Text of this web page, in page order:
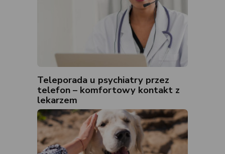
Teleporada u psychiatry przez
telefon – komfortowy kontakt z
lekarzem